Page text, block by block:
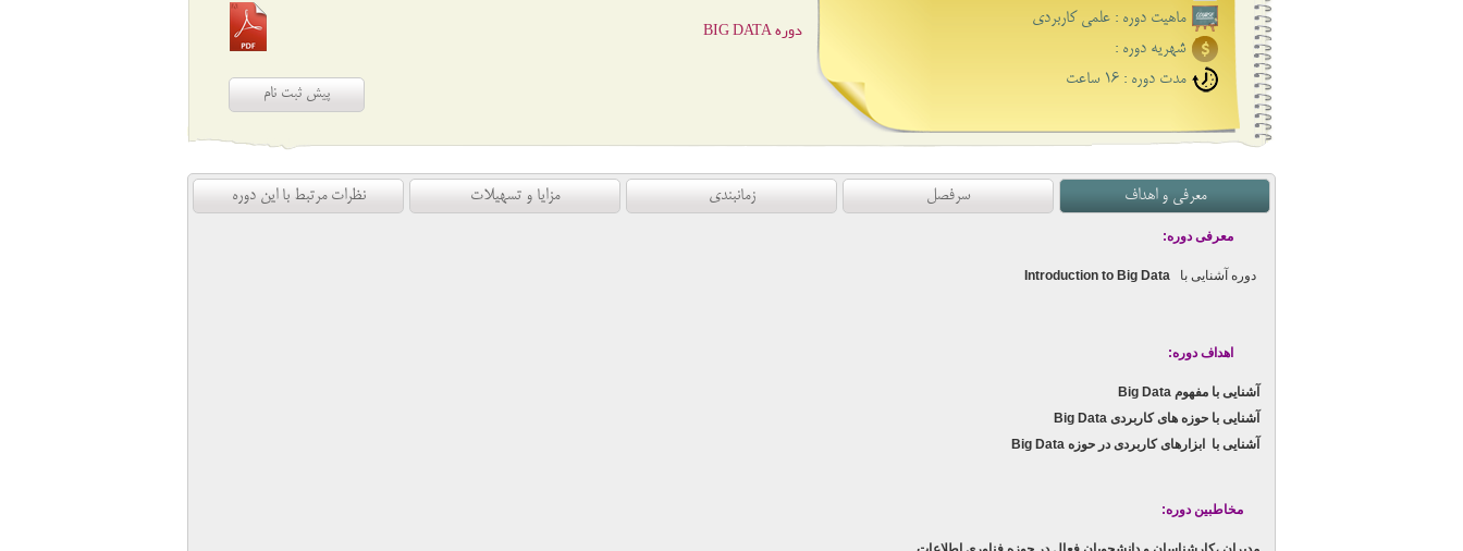
ماهیت دوره : علمی کاﺭبرﺩی
شهریه دوره :
مدت دوره : 16 ساعت
دوره BIG DATA
پیش ثبت نام
معرفی و اهداف سرفصل زمانبندی مزایا و تسهیلات نظرات مرتبط با این دوره
معرفی دوره:
دوره آشنایی با Introduction to Big Data
اهداف دوره:
آشنایی با مفهوم Big Data
آشنایی با حوزه های کاربردی Big Data
آشنایی با ابزارهای کاربردی در حوزه Big Data
مخاطبین دوره: